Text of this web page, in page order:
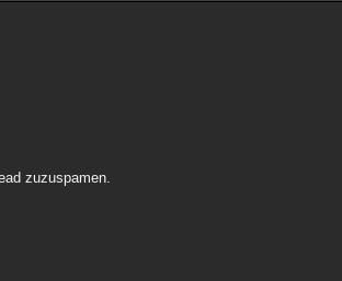
zuzuspamen.